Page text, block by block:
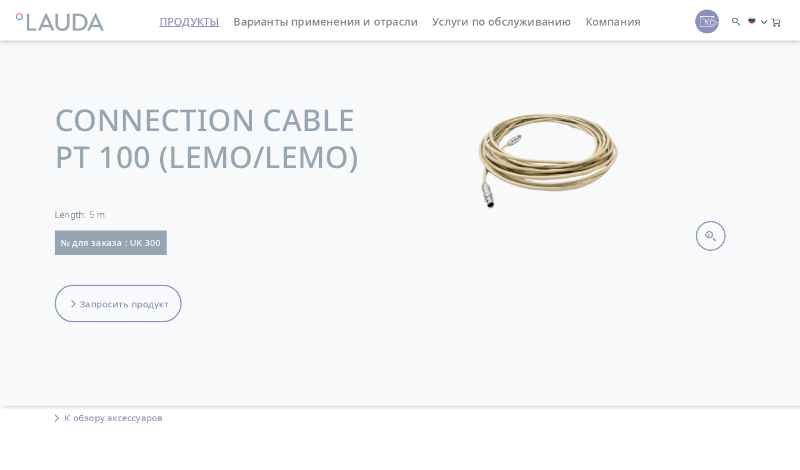
ПРОДУКТЫ Варианты применения и отрасли Услуги по обслуживанию Компания Контакты
LAUDA Термостатирующие устройства Принадлежности
CONNECTION CABLE
PT 100 (LEMO/LEMO)
Length: 5 m
№ для заказа : UK 300
Запросить продукт
К обзору аксессуаров